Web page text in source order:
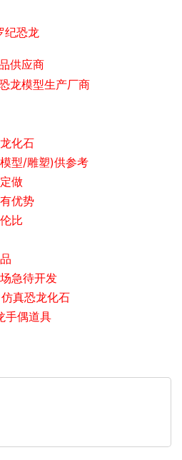
纪恐龙
供应商
龙模型生产厂商
化石
型/雕塑)供参考
做
优势
比
急待开发
真恐龙化石
手偶道具